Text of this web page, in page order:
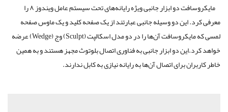
مایکروسافت دو ابزار جانبی ویژه رایانه‌های تحت سیستم عامل ویندوز ۸ را
معرفی کرد. این دو وسیله جانبی عبارتند از یک صفحه کلید و یک ماوس صفحه
لمسی که مایکروسافت آن‌ها را در دو مدل اسکالپت (Sculpt) وج (Wedge) عرضه
خواهد کرد.این دو ابزار جانبی به فناوری اتصال بلوتوث مجهز هستند و به همین
خاطر کاربران برای اتصال آن‌ها به رایانه نیازی به کابل ندارند.